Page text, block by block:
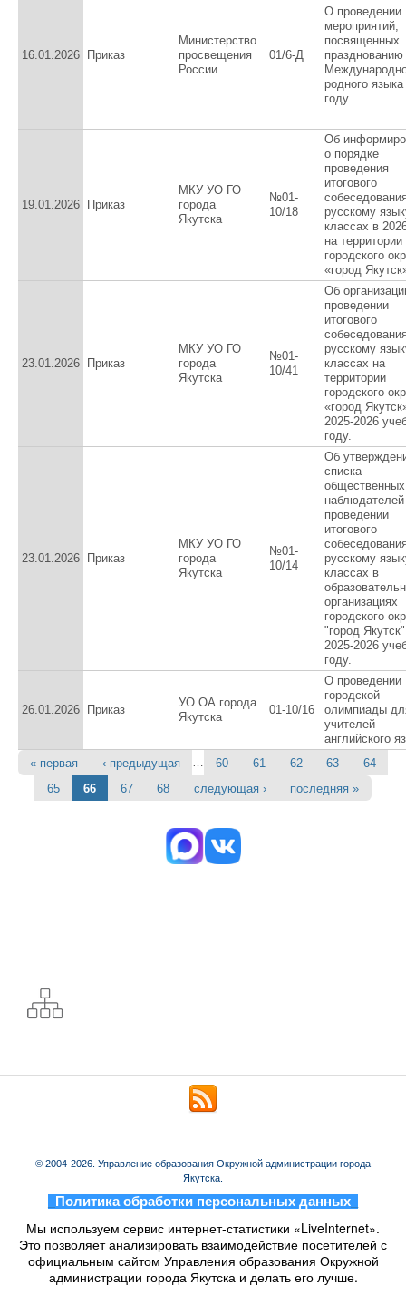
16.01.2026 Приказ
Министерство
просвещения
России
01/6-Д
О проведении
мероприятий,
посвященных
празднованию
родного
году
19.01.2026 Приказ
МКУ УО ГО
города
Якутска
№01-
10/18
Об
о порядке
проведения
итогового
русскому
классах в
на территории
городского
«город
23.01.2026 Приказ
МКУ УО ГО
города
Якутска
№01-
10/41
Об
проведении
итогового
русскому
классах на
территории
городского
«город
2025-2026
году.
23.01.2026 Приказ
МКУ УО ГО
города
Якутска
№01-
10/14
Об
списка
общественных
проведении
итогового
русскому
классах в
организациях
городского
"город
2025-2026
году.
26.01.2026 Приказ
УО ОА города
Якутска
01-10/16
О проведении
городской
олимпиады
учителей
английского
Страницы
« первая ‹ предыдущая 60 61 62 63
64
65
66 67 68 следующая › последняя »
© 2004-2026. Управление образования Окружной администрации города
Якутска.
Политика обработки персональных данных
Мы используем сервис интернет-статистики «LiveInternet».
Это позволяет анализировать взаимодействие посетителей с
официальным сайтом Управления образования Окружной
администрации города Якутска и делать его лучше.